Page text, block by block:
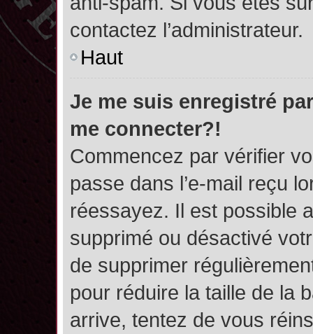
contactez l’administrateur.
Haut
Je me suis enregistré
me connecter?!
Commencez par vérifier
passe dans l’e-mail reçu
réessayez. Il est possible
supprimé ou désactivé
de supprimer
pour réduire la taille de la
arrive, tentez de vous